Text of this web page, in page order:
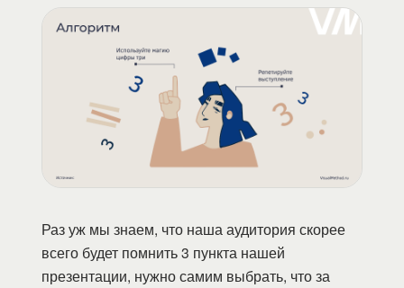
Раз уж мы знаем, что наша аудитория скорее
всего будет помнить 3 пункта нашей
презентации, нужно самим выбрать, что за